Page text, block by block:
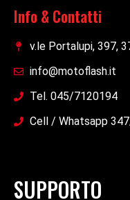
Info & Contatti
v.le Portalupi, 397,
info@motoflash.it
Tel. 045/7120194
Cell / Whatsapp
SUPPORTO